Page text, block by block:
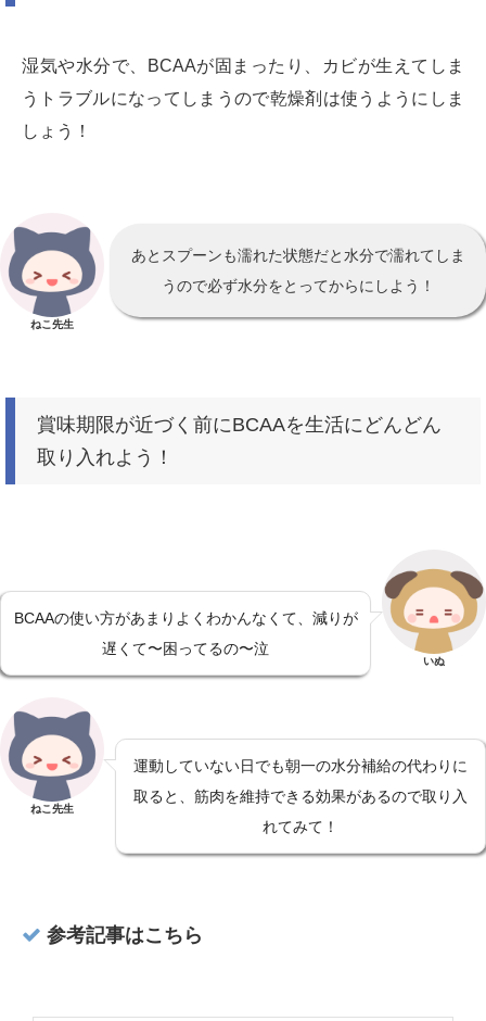
湿気や水分で、BCAAが固まったり、カビが生えてしま
うトラブルになってしまうので乾燥剤は使うようにしま
しょう！
ねこ先生
あとスプーンも濡れた状態だと水分で濡れてしま
うので必ず水分をとってからにしよう！
賞味期限が近づく前にBCAAを生活にどんどん
取り入れよう！
BCAAの使い方があまりよくわかんなくて、減りが
遅くて〜困ってるの〜泣
いぬ
ねこ先生
運動していない日でも朝一の水分補給の代わりに
取ると、筋肉を維持できる効果があるので取り入
れてみて！
参考記事はこちら